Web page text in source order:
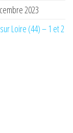
2023
Loire (44) – 1 et 2